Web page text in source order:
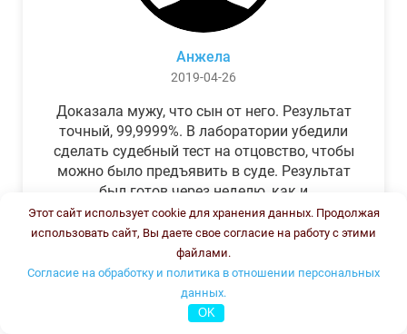
Анжела
2019-04-26
Доказала мужу, что сын от него. Результат
точный, 99,9999%. В лаборатории убедили
сделать судебный тест на отцовство, чтобы
можно было предъявить в суде. Результат
был готов через неделю, как и
обещали.Теперь муж бегает и извиняется.
Этот сайт использует cookie для хранения данных. Продолжая
использовать сайт, Вы даете свое согласие на работу с этими
файлами.
Согласие на обработку и политика в отношении персональных
данных.
OK